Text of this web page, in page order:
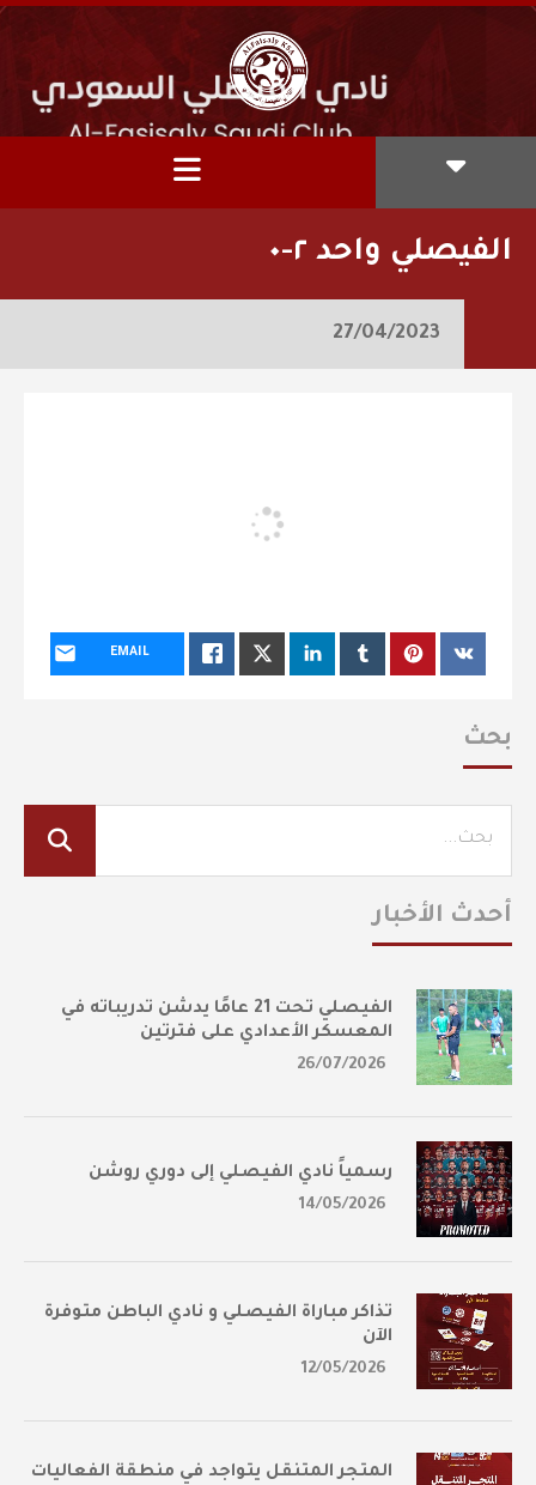
الفيصلي واحد ٢-٠
27/04/2023
EMAIL
بحث
أحدث الأخبار
الفيصلي تحت 21 عامًا يدشن تدريباته في
المعسكر الأعدادي على فترتين
26/07/2026
رسمياً نادي الفيصلي إلى دوري روشن
14/05/2026
تذاكر مباراة الفيصلي و نادي الباطن متوفرة
الآن
12/05/2026
المتجر المتنقل يتواجد في منطقة الفعاليات